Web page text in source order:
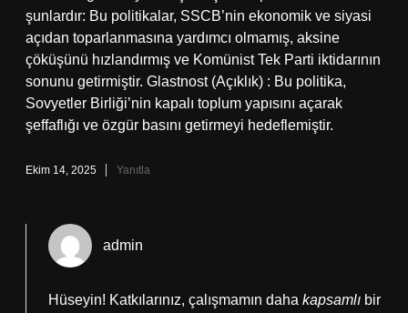
şunlardır: Bu politikalar, SSCB’nin ekonomik ve siyasi
açıdan toparlanmasına yardımcı olmamış, aksine
çöküşünü hızlandırmış ve Komünist Tek Parti iktidarının
sonunu getirmiştir. Glastnost (Açıklık) : Bu politika,
Sovyetler Birliği’nin kapalı toplum yapısını açarak
şeffaflığı ve özgür basını getirmeyi hedeflemiştir.
Ekim 14, 2025 Yanıtla
admin
Hüseyin! Katkılarınız, çalışmamın daha kapsamlı bir